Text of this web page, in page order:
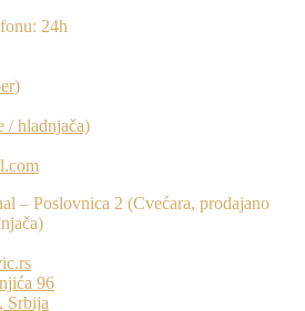
24h
/ hladnjača)
– Poslovnica 2 (Cvećara, prodajano
96
Srbija